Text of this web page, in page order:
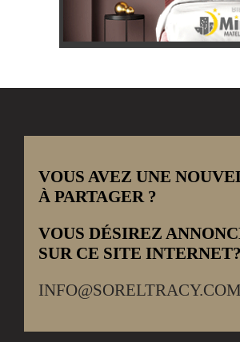
VOUS AVEZ UNE
À PARTAGER ?
VOUS DÉSIREZ
SUR CE SITE INTERNET?
INFO@SORELTRACY.COM